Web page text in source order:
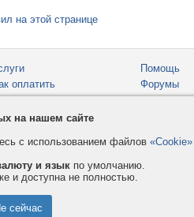
на этой странице
оплатить
Помощь
Форумы
на нашем сайте
с использованием файлов «Cookie»
и язык по умолчанию.
и доступна не полностью.